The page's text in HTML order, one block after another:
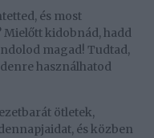
és most
Mielőtt kidobnád, hadd
magad! Tudtad,
használhatod
ötletek,
és közben